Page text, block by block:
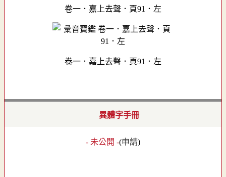
卷一．嘉上去聲．頁91．左
卷一．嘉上去聲．頁91．左
異體字手冊
- 未公開 -(申請)